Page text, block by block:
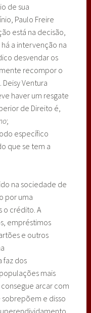
de sua
Paulo Freire
está na decisão,
a intervenção na
desvendar os
recompor o
. Deisy Ventura
haver um resgate
de Direito é,
;
específico
que se tem a
na sociedade de
por uma
o crédito. A
empréstimos
e outros
faz dos
mais
arcar com
sobrepõem e disso